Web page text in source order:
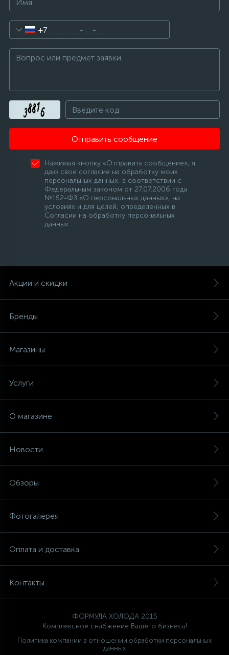
Шланги залива
Щетки двигателя
20
+7
Отправить сообщение
Нажимая кнопку «Отправить сообщение», я
даю свое согласие на обработку моих
персональных данных, в соответствии с
Федеральным законом от 27.07.2006 года
№152-ФЗ «О персональных данных», на
условиях и для целей, определенных в
Согласии на обработку персональных
данных
Акции и скидки
Бренды
Магазины
Услуги
О магазине
Новости
Обзоры
Фотогалерея
Оплата и доставка
Контакты
ФОРМУЛА ХОЛОДА 2015
Комплексное снабжение Вашего бизнеса!
Политика компании в отношении обработки персональных
данных